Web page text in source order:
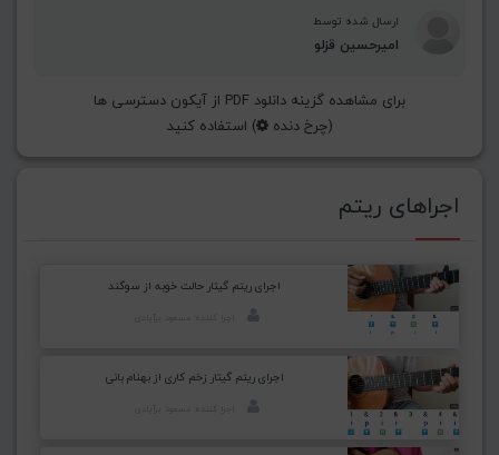
ارسال شده توسط
امیرحسین قزلو
برای مشاهده گزینه دانلود PDF از آیکون دسترسی ها
(چرخ دنده ) استفاده کنید
اجراهای ریتم
اجرای ریتم گیتار حالت خوبه از سوگند
اجرای ریتم گیتار زخم کاری از بهنام بانی